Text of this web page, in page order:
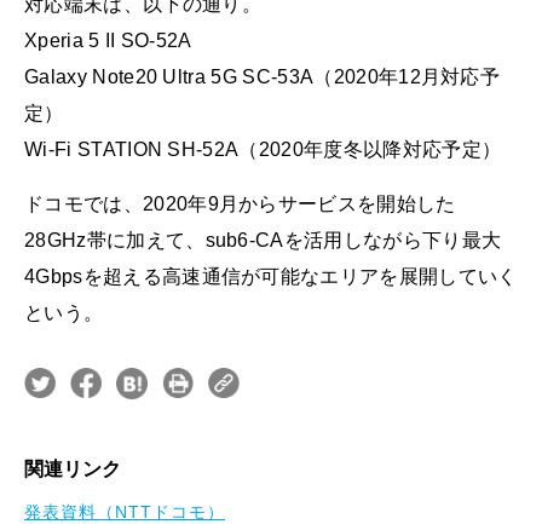
Xperia 5 II SO-52A
Galaxy Note20 Ultra 5G SC-53A（2020年12月対応予
定）
Wi-Fi STATION SH-52A（2020年度冬以降対応予定）
ドコモでは、2020年9月からサービスを開始した
28GHz帯に加えて、sub6-CAを活用しながら下り最大
4Gbpsを超える高速通信が可能なエリアを展開していく
という。
関連リンク
発表資料（NTTドコモ）